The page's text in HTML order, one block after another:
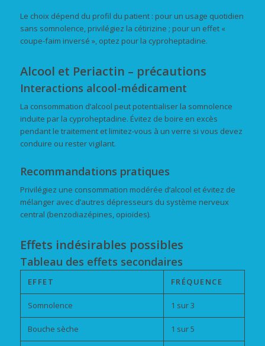
Le choix dépend du profil du patient : pour un usage quotidien
sans somnolence, privilégiez la cétirizine ; pour un effet «
coupe-faim inversé », optez pour la cyproheptadine.
Alcool et Periactin – précautions
Interactions alcool-médicament
La consommation d’alcool peut potentialiser la somnolence
induite par la cyproheptadine. Évitez de boire en excès
pendant le traitement et limitez-vous à un verre si vous devez
conduire ou rester vigilant.
Recommandations pratiques
Privilégiez une consommation modérée d’alcool et évitez de
mélanger avec d’autres dépresseurs du système nerveux
central (benzodiazépines, opioïdes).
Effets indésirables possibles
Tableau des effets secondaires
EFFET FRÉQUENCE
Somnolence 1 sur 3
Bouche sèche 1 sur 5